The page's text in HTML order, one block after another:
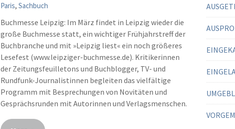
Paris,Sachbuch
Buchmesse Leipzig: Im März findet in Leipzig wieder die
große Buchmesse statt, ein wichtiger Frühjahrstreff der
Buchbranche und mit »Leipzig liest« ein noch größeres
Lesefest (www.leipziger-buchmesse.de). Kritikerinnen
der Zeitungsfeuilletons und Buchblogger, TV- und
Rundfunk-Journalistinnen begleiten das vielfältige
Programm mit Besprechungen von Novitäten und
Gesprächsrunden mit Autorinnen und Verlagsmenschen.